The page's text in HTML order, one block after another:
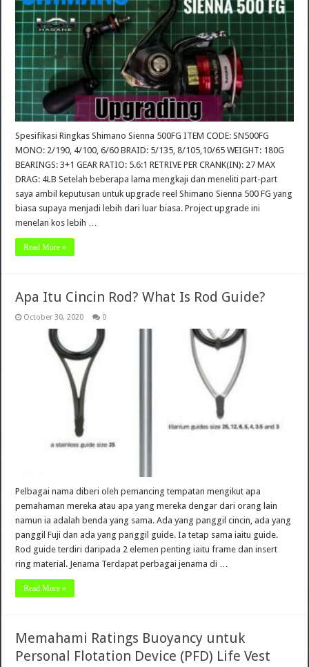
Spesifikasi Ringkas Shimano Sienna 500FG ITEM CODE: SN500FG
MONO: 2/190, 4/100, 6/60 BRAID: 5/135, 8/105,10/65 WEIGHT: 180G
BEARINGS: 3+1 GEAR RATIO: 5.6:1 RETRIVE PER CRANK(IN): 27 MAX
DRAG: 4LB Setelah beberapa lama mengkaji dan meneliti part-part
saya ambil keputusan untuk upgrade reel Shimano Sienna 500 FG yang
biasa supaya menjadi lebih dari luar biasa. Project upgrade ini
menelan kos lebih …
Read More »
Apa Itu Cincin Rod? What Is Rod Guide?
October 30, 2020 0
Pelbagai nama diberi oleh pemancing tempatan mengikut apa
pemahaman mereka atau apa yang mereka dengar dari orang lain
namun ia adalah benda yang sama. Ada yang panggil cincin, ada yang
panggil Fuji dan ada yang panggil guide. Ia tetap sama iaitu guide.
Rod guide terdiri daripada 2 elemen penting iaitu frame dan insert
ring material. Jenama Terdapat perbagai jenama di …
Read More »
Memahami Ratings Buoyancy untuk
Personal Flotation Device (PFD) Life Vest